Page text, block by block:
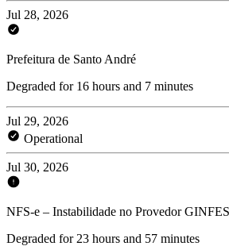
Jul 28, 2026
Prefeitura de Santo André
Degraded for 16 hours and 7 minutes
Jul 29, 2026
Operational
Jul 30, 2026
NFS-e – Instabilidade no Provedor GINFES
Degraded for 23 hours and 57 minutes